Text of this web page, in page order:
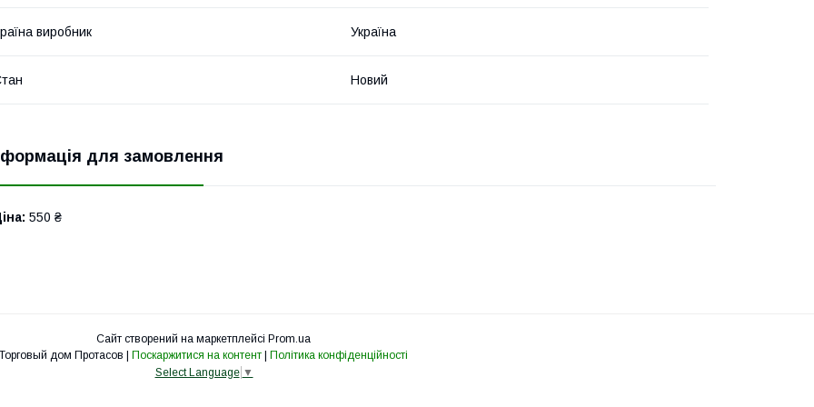
виробник Україна
Новий
для замовлення
550 ₴
Сайт створений на маркетплейсі Prom.ua
Торговый дом Протасов | Поскаржитися на контент | Політика конфіденційності
Select Language ▼